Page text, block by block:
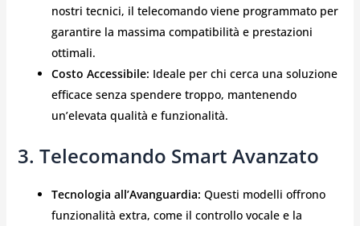
nostri tecnici, il telecomando viene programmato per
garantire la massima compatibilità e prestazioni
ottimali.
Costo Accessibile: Ideale per chi cerca una soluzione
efficace senza spendere troppo, mantenendo
un’elevata qualità e funzionalità.
3. Telecomando Smart Avanzato
Tecnologia all’Avanguardia: Questi modelli offrono
funzionalità extra, come il controllo vocale e la